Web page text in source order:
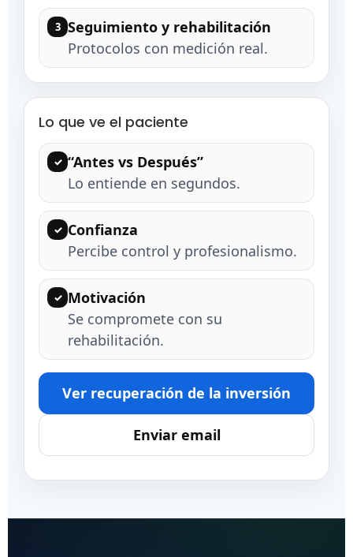
3 Seguimiento y rehabilitación
Protocolos con medición real.
Lo que ve el paciente
✓ “Antes vs Después”
Lo entiende en segundos.
✓ Confianza
Percibe control y profesionalismo.
✓ Motivación
Se compromete con su
rehabilitación.
Ver recuperación de la inversión
Enviar email